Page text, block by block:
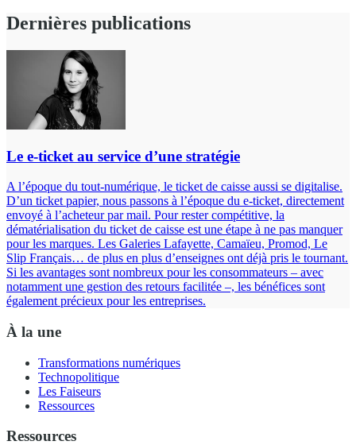
Dernières publications
Le e-ticket au service d’une stratégie
A l’époque du tout-numérique, le ticket de caisse aussi se digitalise.
D’un ticket papier, nous passons à l’époque du e-ticket, directement
envoyé à l’acheteur par mail. Pour rester compétitive, la
dématérialisation du ticket de caisse est une étape à ne pas manquer
pour les marques. Les Galeries Lafayette, Camaïeu, Promod, Le
Slip Français… de plus en plus d’enseignes ont déjà pris le tournant.
Si les avantages sont nombreux pour les consommateurs – avec
notamment une gestion des retours facilitée –, les bénéfices sont
également précieux pour les entreprises.
À la une
Transformations numériques
Technopolitique
Les Faiseurs
Ressources
Ressources